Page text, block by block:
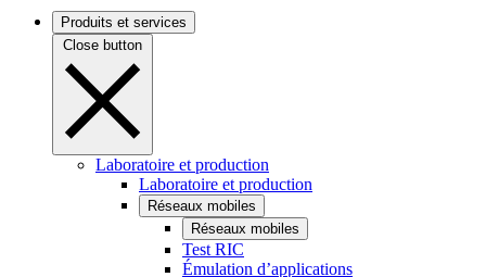
Produits et services
Close button
Laboratoire et production
Laboratoire et production
Réseaux mobiles
Réseaux mobiles
Test RIC
Émulation d’applications